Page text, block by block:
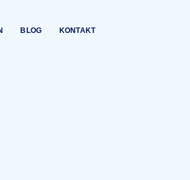
BLOG KONTAKT